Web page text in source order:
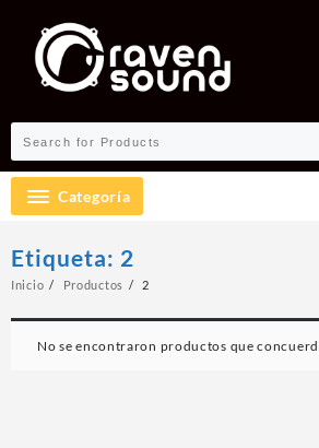
contenido
Categoría
Etiqueta: 2
Inicio Productos 2
No se encontraron productos que